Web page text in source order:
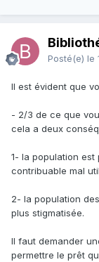
Posté(e) le
Il est évident que
- 2/3 de ce que
cela a deux
1- la population
contribuable mal
2- la population
plus stigmatisée.
Il faut demander
permettre le prêt